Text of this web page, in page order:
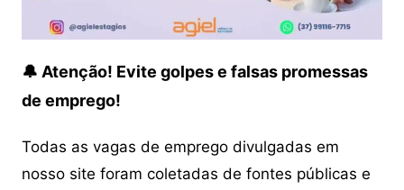
🔔 Atenção! Evite golpes e falsas promessas
de emprego!
Todas as vagas de emprego divulgadas em
nosso site foram coletadas de fontes públicas e